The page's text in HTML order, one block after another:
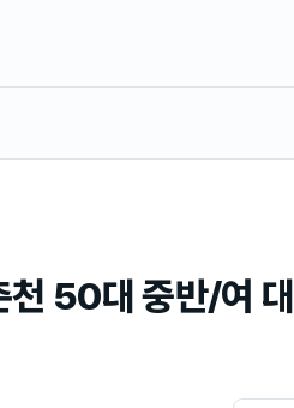
천 50대 중반/여 대